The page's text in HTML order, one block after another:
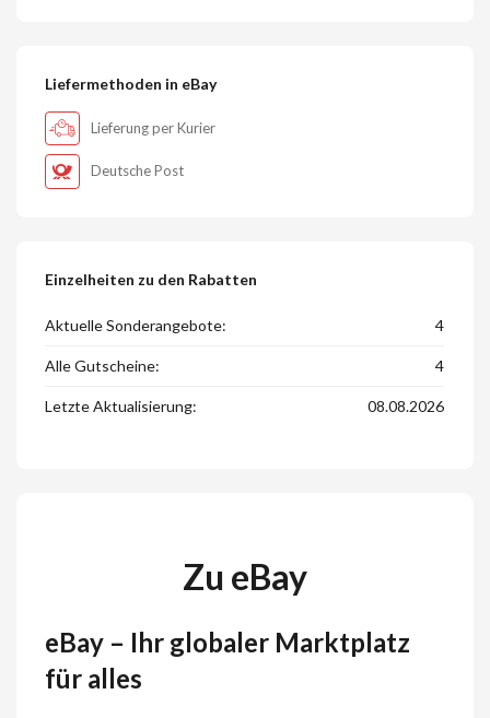
Liefermethoden in eBay
Lieferung per Kurier
Deutsche Post
Einzelheiten zu den Rabatten
Aktuelle Sonderangebote: 4
Alle Gutscheine: 4
Letzte Aktualisierung: 08.08.2026
Zu eBay
eBay – Ihr globaler Marktplatz
für alles